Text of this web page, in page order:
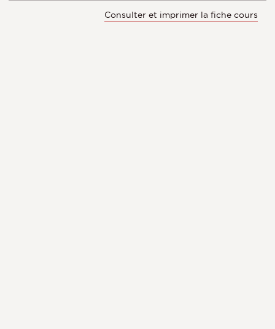
Consulter et imprimer la fiche cours